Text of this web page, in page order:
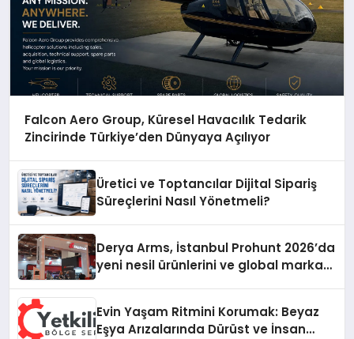
Falcon Aero Group, Küresel Havacılık Tedarik
Zincirinde Türkiye’den Dünyaya Açılıyor
Üretici ve Toptancılar Dijital Sipariş
Süreçlerini Nasıl Yönetmeli?
Derya Arms, İstanbul Prohunt 2026’da
yeni nesil ürünlerini ve global marka
Evin Yaşam Ritmini Korumak: Beyaz
Eşya Arızalarında Dürüst ve İnsan